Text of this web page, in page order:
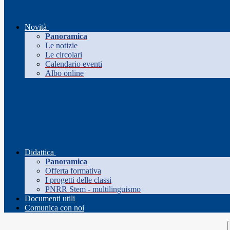
Novità
Panoramica
Le notizie
Le circolari
Calendario eventi
Albo online
Didattica
Panoramica
Offerta formativa
I progetti delle classi
PNRR Stem - multilinguismo
Documenti utili
Comunica con noi